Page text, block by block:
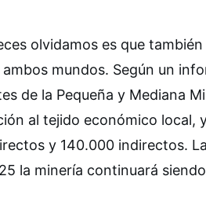
olvidamos es que
mundos. Según un
de la Pequeña y Mediana
al tejido económico local,
y 140.000 indirectos.
la minería continuará